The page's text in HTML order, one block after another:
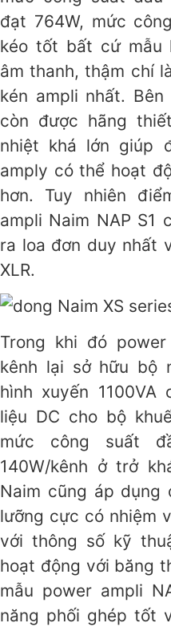
đạt 764W, mức
kéo tốt bất cứ mẫu
âm thanh, thậm chí
kén ampli nhất. Bên
còn được hãng
nhiệt khá lớn giúp
amply có thể hoạt
hơn. Tuy nhiên
ampli Naim NAP S1
ra loa đơn duy nhất
XLR.
Trong khi đó
kênh lại sở hữu bộ
hình xuyến
liệu DC cho bộ
mức công suất
140W/kênh ở trở
Naim cũng áp dụng
lưỡng cực có nhiệm
với thông số kỹ
hoạt động với băng
mẫu power ampli
năng phối ghép tốt